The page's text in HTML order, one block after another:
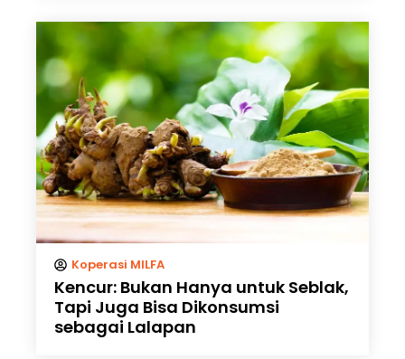
Koperasi MILFA
Kencur: Bukan Hanya untuk Seblak,
Tapi Juga Bisa Dikonsumsi
sebagai Lalapan